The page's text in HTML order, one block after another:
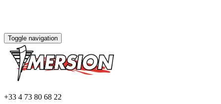
Toggle navigation
+33 4 73 80 68 22